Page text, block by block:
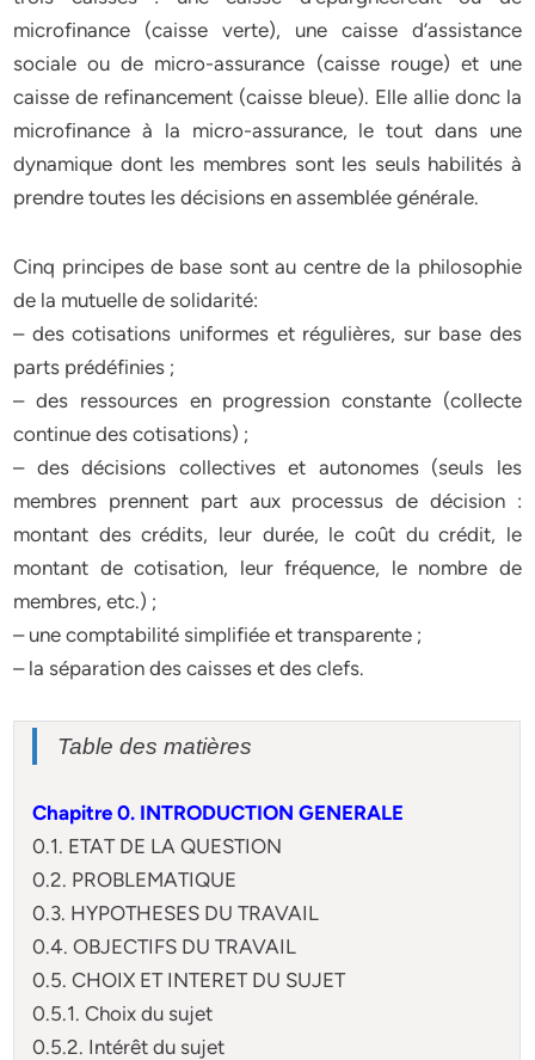
microfinance (caisse verte), une caisse d’assistance
sociale ou de micro-assurance (caisse rouge) et une
caisse de refinancement (caisse bleue). Elle allie donc la
microfinance à la micro-assurance, le tout dans une
dynamique dont les membres sont les seuls habilités à
prendre toutes les décisions en assemblée générale.
Cinq principes de base sont au centre de la philosophie
de la mutuelle de solidarité:
– des cotisations uniformes et régulières, sur base des
parts prédéfinies ;
– des ressources en progression constante (collecte
continue des cotisations) ;
– des décisions collectives et autonomes (seuls les
membres prennent part aux processus de décision :
montant des crédits, leur durée, le coût du crédit, le
montant de cotisation, leur fréquence, le nombre de
membres, etc.) ;
– une comptabilité simplifiée et transparente ;
– la séparation des caisses et des clefs.
Table des matières
Chapitre 0. INTRODUCTION GENERALE
0.1. ETAT DE LA QUESTION
0.2. PROBLEMATIQUE
0.3. HYPOTHESES DU TRAVAIL
0.4. OBJECTIFS DU TRAVAIL
0.5. CHOIX ET INTERET DU SUJET
0.5.1. Choix du sujet
0.5.2. Intérêt du sujet